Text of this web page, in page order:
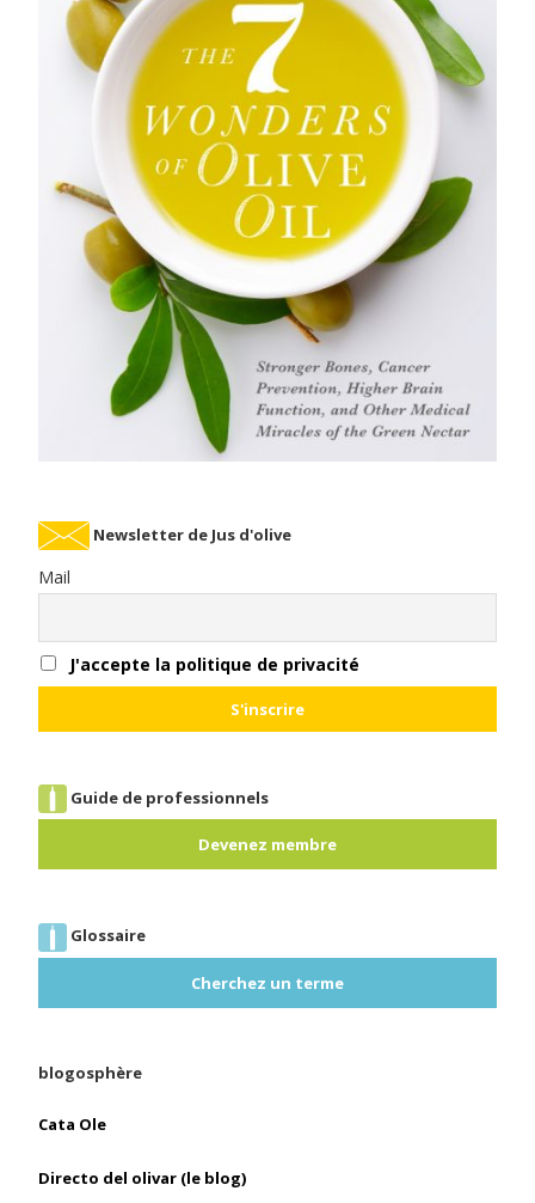
Newsletter de Jus d'olive
Mail
J'accepte la politique de privacité
Guide de professionnels
Devenez membre
Glossaire
Cherchez un terme
blogosphère
Cata Ole
Directo del olivar (le blog)